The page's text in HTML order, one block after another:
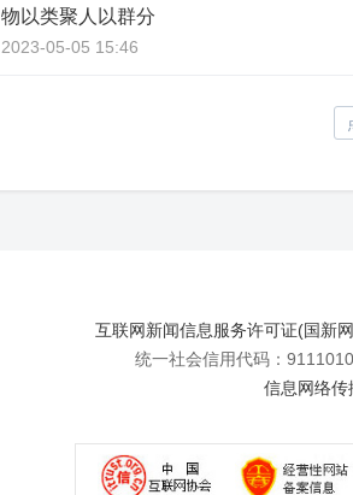
物以类聚人以群分
2023-05-05 15:46
互联网新闻信息服务许可证(国新
统一社会信用代码：
信息网络